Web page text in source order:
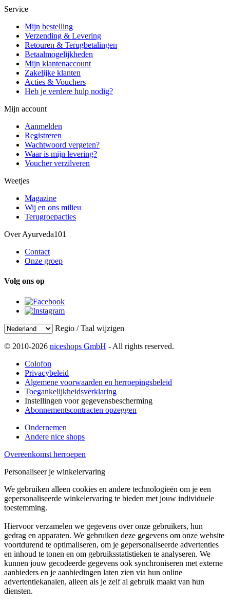
Service
Mijn bestelling
Verzending & Levering
Retouren & Terugbetalingen
Betaalmogelijkheden
Mijn klantenaccount
Zakelijke klanten
Acties & Vouchers
Heb je verdere hulp nodig?
Mijn account
Aanmelden
Registreren
Wachtwoord vergeten?
Waar is mijn levering?
Voucher verzilveren
Weetjes
Magazine
Wij en ons milieu
Terugroepacties
Over Ayurveda101
Contact
Onze groep
Volg ons op
Regio / Taal wijzigen
© 2010-2026 niceshops GmbH - All rights reserved.
Colofon
Privacybeleid
Algemene voorwaarden en herroepingsbeleid
Toegankelijkheidsverklaring
Instellingen voor gegevensbescherming
Abonnementscontracten opzeggen
Ondernemen
Andere nice shops
Overeenkomst herroepen
Personaliseer je winkelervaring
We gebruiken alleen cookies en andere technologieën om je een
gepersonaliseerde winkelervaring te bieden met jouw individuele
toestemming.
Hiervoor verzamelen we gegevens over onze gebruikers, hun
gedrag en apparaten. We gebruiken deze gegevens om onze website
voortdurend te optimaliseren, om je gepersonaliseerde advertenties
en inhoud te tonen en om gebruiksstatistieken te analyseren. We
kunnen jouw gecodeerde gegevens ook synchroniseren met externe
aanbieders en je aanbiedingen laten zien via hun online
advertentiekanalen, alleen als je zelf al gebruik maakt van hun
diensten.